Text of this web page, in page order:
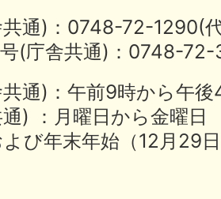
共通)：0748-72-
(庁舎共通)：0748-
通)：午前9時から午
) ：月曜日から金曜日
び年末年始（12月29